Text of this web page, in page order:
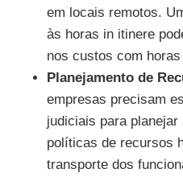
em locais remotos.
às horas in itinere
nos custos com
Planejamento de
empresas precisam
judiciais para planejar
políticas de recursos
transporte dos